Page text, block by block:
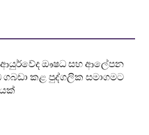
ඖෂධ සහ ආලේපන
කළ පුද්ගලික සමාගමට